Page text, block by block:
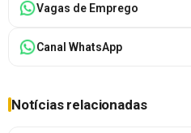
Vagas de Emprego
Canal WhatsApp
Notícias relacionadas